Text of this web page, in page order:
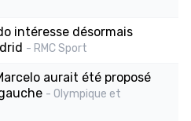
intéresse désormais
- RMC Sport
aurait été proposé
- Olympique et